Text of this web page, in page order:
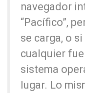
navegador
“Pacífico”,
se carga, o
cualquier
sistema
lugar. Lo